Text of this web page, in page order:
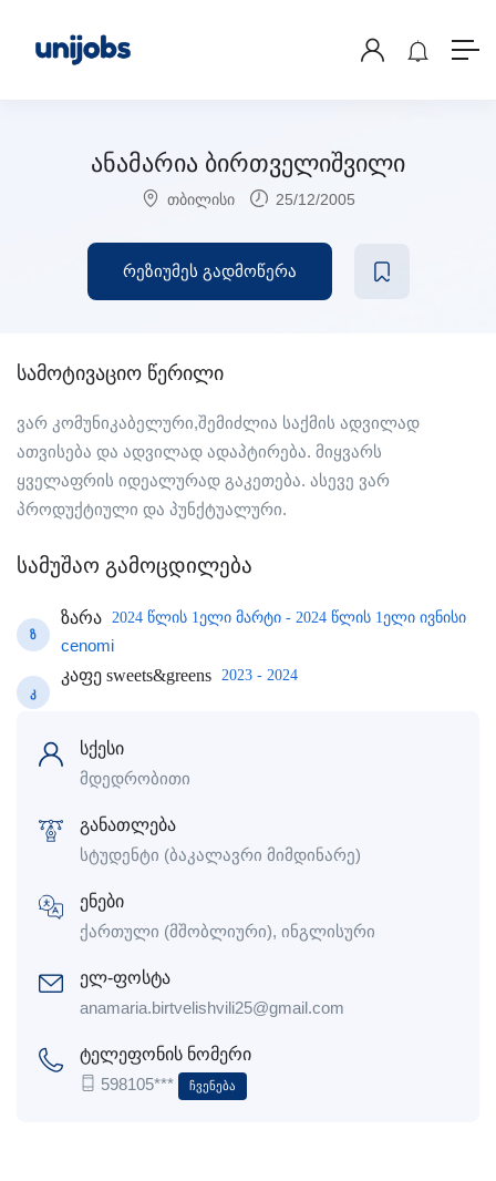
ანამარია ბირთველიშვილი
თბილისი 25/12/2005
რეზიუმეს გადმოწერა
სამოტივაციო წერილი
ვარ კომუნიკაბელური,შემიძლია საქმის ადვილად
ათვისება და ადვილად ადაპტირება. მიყვარს
ყველაფრის იდეალურად გაკეთება. ასევე ვარ
პროდუქტიული და პუნქტუალური.
სამუშაო გამოცდილება
Ზ
ზარა 2024 წლის 1ელი მარტი - 2024 წლის 1ელი ივნისი
cenomi
Კ
კაფე sweets&greens 2023 - 2024
სქესი
მდედრობითი
განათლება
სტუდენტი (ბაკალავრი მიმდინარე)
ენები
ქართული (მშობლიური), ინგლისური
ელ-ფოსტა
anamaria.birtvelishvili25@gmail.com
ტელეფონის ნომერი
598105***
Ჩვენება